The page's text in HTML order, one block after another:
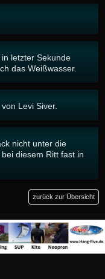
letzter Sekunde
das Weißwasser.
Levi Siver.
nicht unter die
diesem Ritt fast in
zurück zur Übersicht